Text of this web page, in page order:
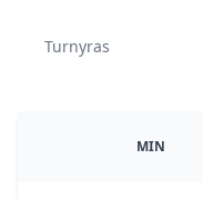
Turnyras
MIN